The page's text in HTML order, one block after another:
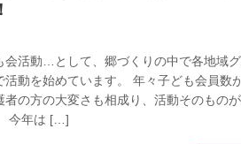
会活動…として、郷づくりの中で各地域
活動を始めています。 年々子ども会員数
の方の大変さも相成り、活動そのものが
今年は […]